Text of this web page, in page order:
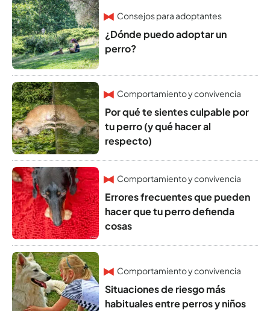
Consejos para adoptantes
¿Dónde puedo adoptar un
perro?
Comportamiento y convivencia
Por qué te sientes culpable por
tu perro (y qué hacer al
respecto)
Comportamiento y convivencia
Errores frecuentes que pueden
hacer que tu perro defienda
cosas
Comportamiento y convivencia
Situaciones de riesgo más
habituales entre perros y niños